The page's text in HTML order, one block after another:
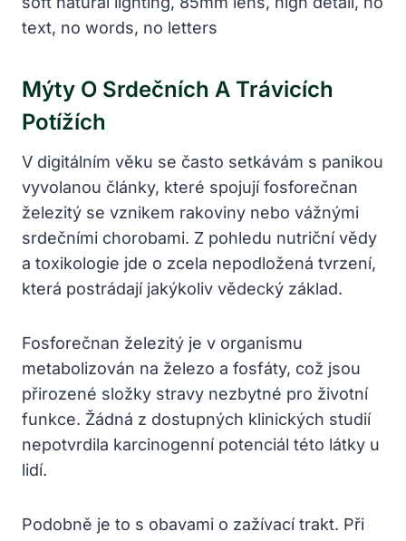
Mýty O Srdečních A Trávicích
Potížích
V digitálním věku se často setkávám s panikou
vyvolanou články, které spojují fosforečnan
železitý se vznikem rakoviny nebo vážnými
srdečními chorobami. Z pohledu nutriční vědy
a toxikologie jde o zcela nepodložená tvrzení,
která postrádají jakýkoliv vědecký základ.
Fosforečnan železitý je v organismu
metabolizován na železo a fosfáty, což jsou
přirozené složky stravy nezbytné pro životní
funkce. Žádná z dostupných klinických studií
nepotvrdila karcinogenní potenciál této látky u
lidí.
Podobně je to s obavami o zažívací trakt. Při